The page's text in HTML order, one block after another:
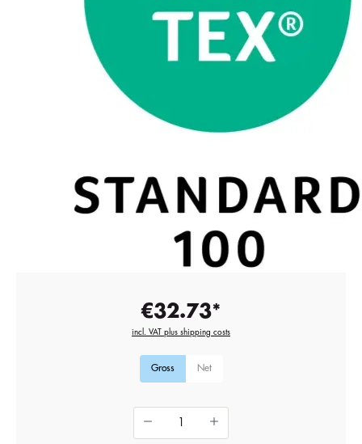
€32.73*
incl. VAT plus shipping costs
Gross Net